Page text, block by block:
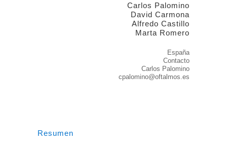
Carlos Palomino
David Carmona
Alfredo Castillo
Marta Romero
España
Contacto
Carlos Palomino
cpalomino@oftalmos.es
Resumen